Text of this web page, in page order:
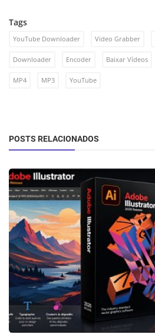
Tags
YouTube Downloader Video Grabber
Downloader Encoder Baixar Vídeos
MP4 MP3 YouTube
POSTS RELACIONADOS